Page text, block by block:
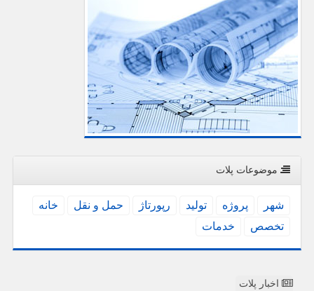
موضوعات پلات
شهر پروژه تولید رپورتاژ حمل و نقل
خانه
تخصص
خدمات
اخبار پلات